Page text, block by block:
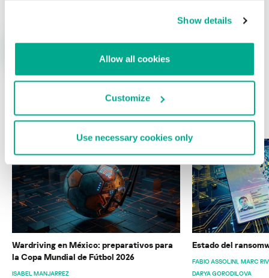
Show details
Allow all cookies
Customize
Use necessary cookies only
ÚLTIMAS PUBLICACIONES
Wardriving en México: preparativos para
la Copa Mundial de Fútbol 2026
ISABEL MANJARREZ
Estado del
FABIO ASSOLINI MARC
DARYA GORODILOVA